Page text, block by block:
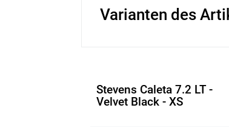
Varianten des
Stevens Caleta 7.2 LT -
Velvet Black - XS